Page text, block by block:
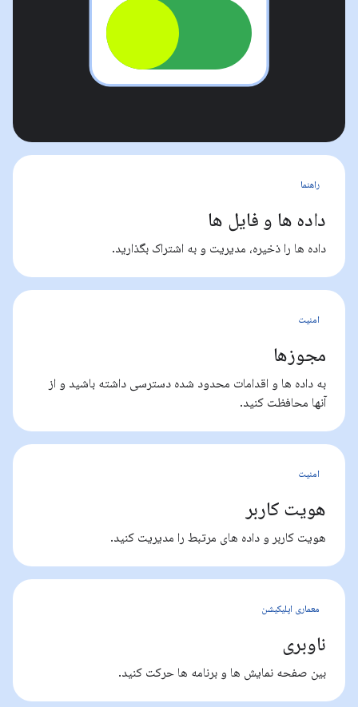
راهنما
داده ها و فایل ها
داده ها را ذخیره، مدیریت و به اشتراک بگذارید.
امنیت
مجوزها
به داده ها و اقدامات محدود شده دسترسی داشته باشید و از
آنها محافظت کنید.
امنیت
هویت کاربر
هویت کاربر و داده های مرتبط را مدیریت کنید.
معماری اپلیکیشن
ناوبری
بین صفحه نمایش ها و برنامه ها حرکت کنید.